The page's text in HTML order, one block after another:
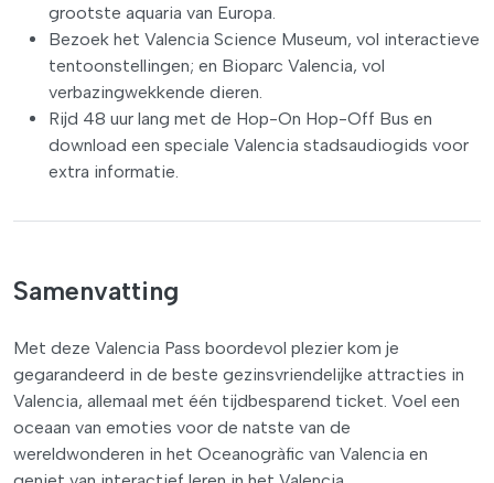
grootste aquaria van Europa.
Bezoek het Valencia Science Museum, vol interactieve
tentoonstellingen; en Bioparc Valencia, vol
verbazingwekkende dieren.
Rijd 48 uur lang met de Hop-On Hop-Off Bus en
download een speciale Valencia stadsaudiogids voor
extra informatie.
Samenvatting
Met deze Valencia Pass boordevol plezier kom je
gegarandeerd in de beste gezinsvriendelijke attracties in
Valencia, allemaal met één tijdbesparend ticket. Voel een
oceaan van emoties voor de natste van de
wereldwonderen in het Oceanogràfic van Valencia en